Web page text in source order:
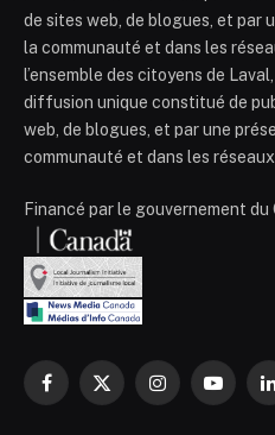
de sites web, de blogues, et par
la communauté et dans les
l’ensemble des citoyens de
diffusion unique constitué de
web, de blogues, et par une
communauté et dans les
Financé par le gouvernement du
Facebook
X
Instagram